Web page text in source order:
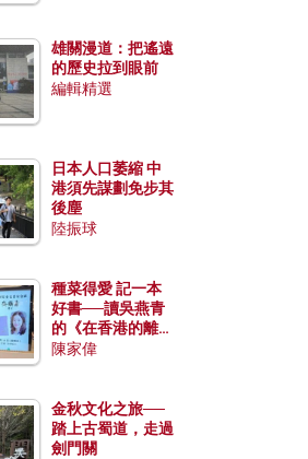
雄關漫道：把遙遠
的歷史拉到眼前
編輯精選
日本人口萎縮 中
港須先謀劃免步其
後塵
陸振球
種菜得愛 記一本
好書──讀吳燕青
的《在香港的離島
種菜》
陳家偉
金秋文化之旅──
踏上古蜀道，走過
劍門關